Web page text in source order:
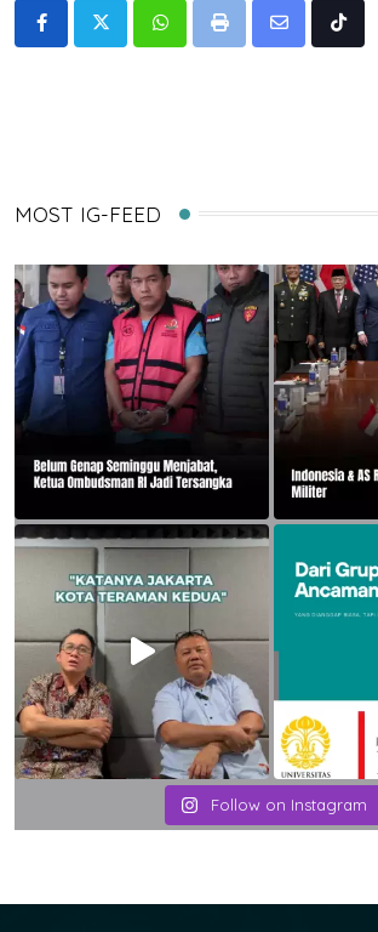
WhatsappPrint
Share
Tiktok
MOST IG-FEED
Follow on Instagram